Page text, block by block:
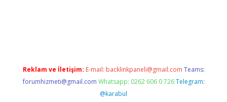
Reklam ve İletişim: E-mail: backlinkpaneli@gmail.com Teams:
forumhizmeti@gmail.com Whatsapp: 0262 606 0 726 Telegram:
@karabul